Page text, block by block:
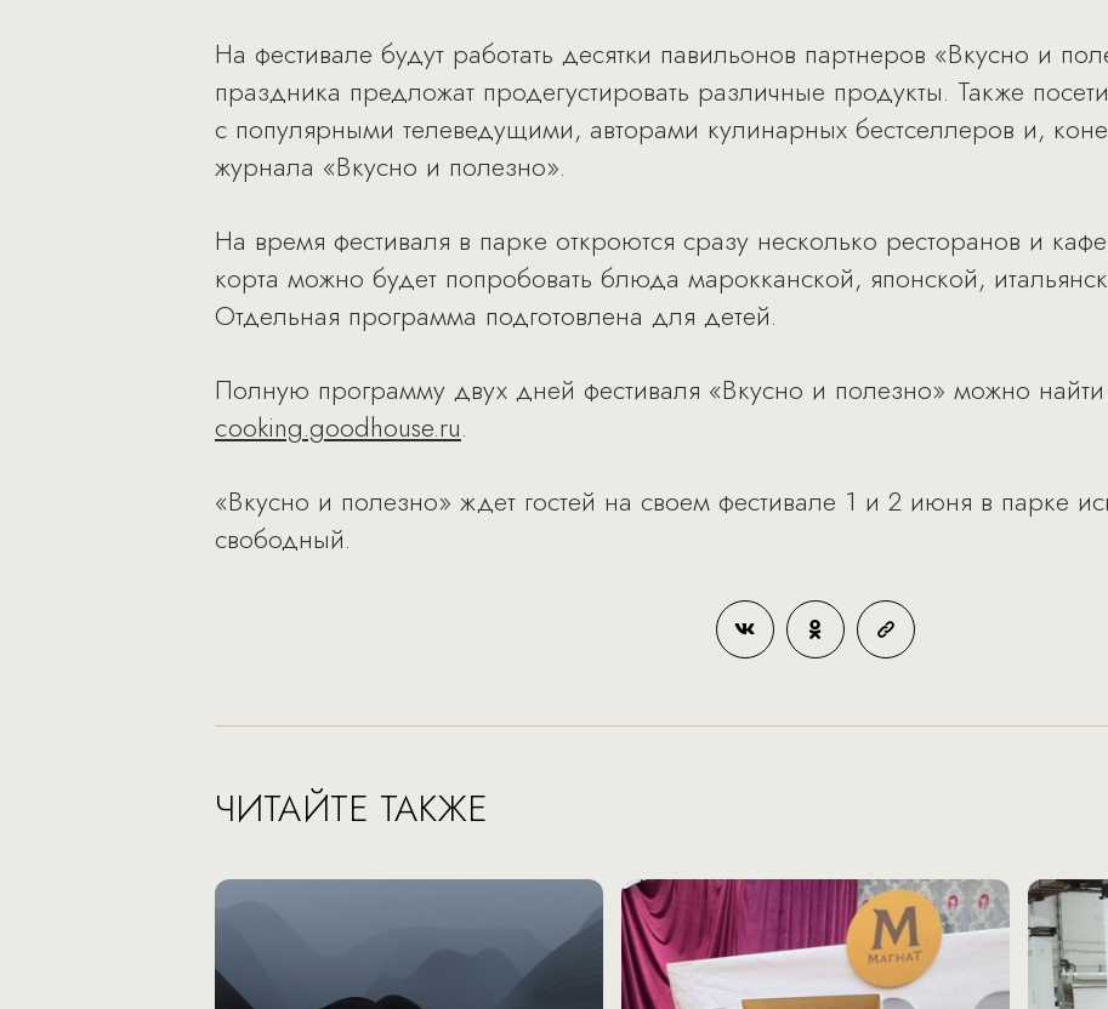
На фестивале будут работать десятки павильонов партнеров «Вкусно и
праздника предложат продегустировать различные продукты. Также
с популярными телеведущими, авторами кулинарных бестселлеров и,
журнала «Вкусно и полезно».
На время фестиваля в парке откроются сразу несколько ресторанов и
корта можно будет попробовать блюда марокканской, японской,
Отдельная программа подготовлена для детей.
Полную программу двух дней фестиваля «Вкусно и полезно» можно найти
cooking.goodhouse.ru.
«Вкусно и полезно» ждет гостей на своем фестивале 1 и 2 июня в парке
свободный.
ЧИТАЙТЕ ТАКЖЕ